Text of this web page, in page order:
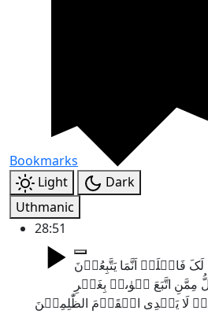
Bookmarks
Light
Dark
Uthmanic
28:51
فَاعۡلَمۡ اَنَّمَا یَتَّبِعُوۡنَ
اتَّبَعَ ہَوٰٮہُ بِغَیۡرِ
لَا یَہۡدِی الۡقَوۡمَ الظّٰلِمِیۡنَ